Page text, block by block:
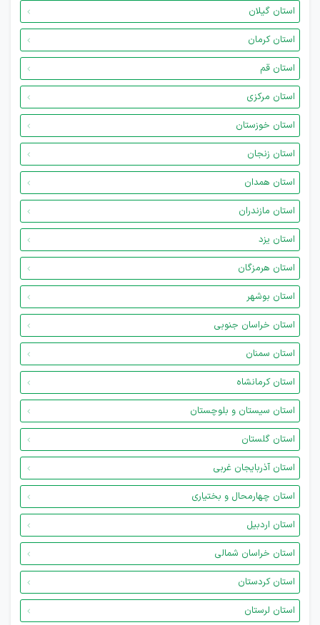
استان گیلان
استان کرمان
استان قم
استان مرکزی
استان خوزستان
استان زنجان
استان همدان
استان مازندران
استان یزد
استان هرمزگان
استان بوشهر
استان خراسان جنوبی
استان سمنان
استان کرمانشاه
استان سیستان و بلوچستان
استان گلستان
استان آذربایجان غربی
استان چهارمحال و بختیاری
استان اردبیل
استان خراسان شمالی
استان کردستان
استان لرستان